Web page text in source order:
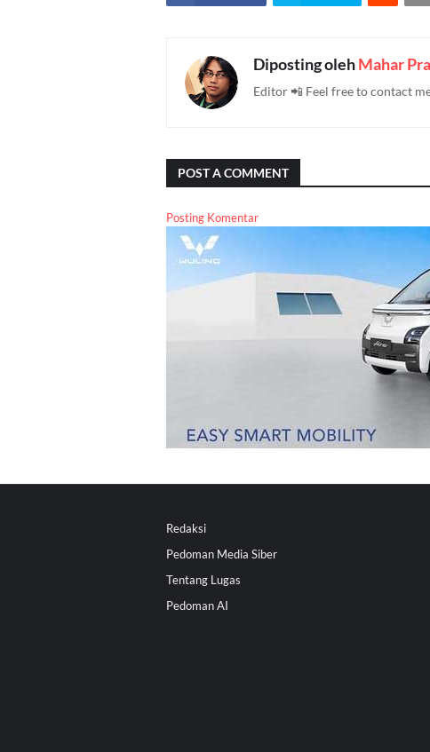
Diposting olehMahar
Editor 📲 Feel free to contact
POST A COMMENT
Posting Komentar
Redaksi
Pedoman Media Siber
Tentang Lugas
Pedoman AI